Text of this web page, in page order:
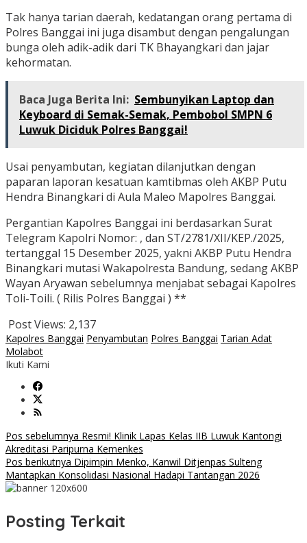
Tak hanya tarian daerah, kedatangan orang pertama di
Polres Banggai ini juga disambut dengan pengalungan
bunga oleh adik-adik dari TK Bhayangkari dan jajar
kehormatan.
Baca Juga Berita Ini: Sembunyikan Laptop dan
Keyboard di Semak-Semak, Pembobol SMPN 6
Luwuk Diciduk Polres Banggai!
Usai penyambutan, kegiatan dilanjutkan dengan
paparan laporan kesatuan kamtibmas oleh AKBP Putu
Hendra Binangkari di Aula Maleo Mapolres Banggai.
Pergantian Kapolres Banggai ini berdasarkan Surat
Telegram Kapolri Nomor: , dan ST/2781/XII/KEP./2025,
tertanggal 15 Desember 2025, yakni AKBP Putu Hendra
Binangkari mutasi Wakapolresta Bandung, sedang AKBP
Wayan Aryawan sebelumnya menjabat sebagai Kapolres
Toli-Toili. ( Rilis Polres Banggai ) **
Post Views: 2,137
Kapolres Banggai Penyambutan Polres Banggai Tarian Adat
Molabot
Ikuti Kami
Navigasi
pos
Pos sebelumnya Resmi! Klinik Lapas Kelas IIB Luwuk Kantongi
Akreditasi Paripurna Kemenkes
Pos berikutnya Dipimpin Menko, Kanwil Ditjenpas Sulteng
Mantapkan Konsolidasi Nasional Hadapi Tantangan 2026
Posting Terkait